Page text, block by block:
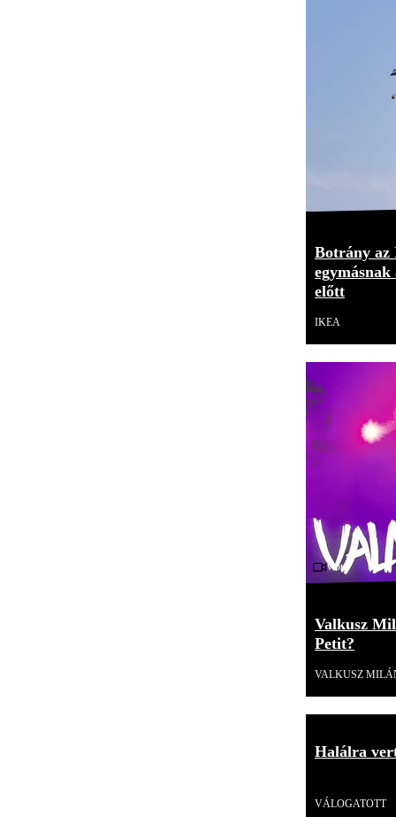
Botrány az
előtt
IKEA
Videó
Valkusz
Petit?
VALKUSZ
Halálra
VÁLOGATOTT